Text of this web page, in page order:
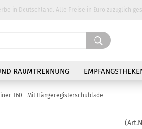
in Deutschland. Alle Preise in Euro zuzüglich
Suche...
RAUMTRENNUNG
T60 - Mit Hängeregisterschublade